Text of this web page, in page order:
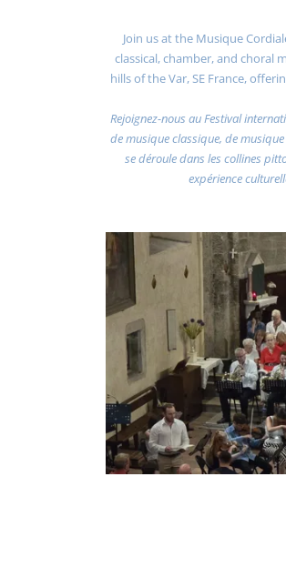
Join us at the Musique
classical, chamber, and choral
hills of the Var, SE France,
Rejoignez-nous au Festival
de musique classique, de
se déroule dans les collines
expérience